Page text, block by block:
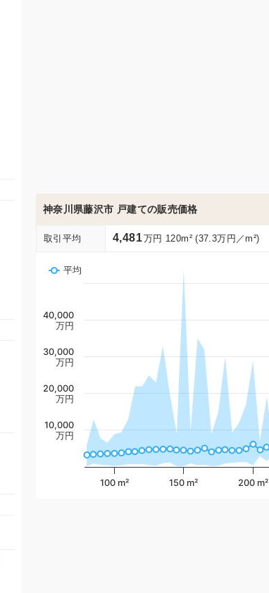
神奈川県藤沢市 戸建ての販売価格
取引平均 4,481万円 120m² (37.3万円／m²)
平均
100 m² 150 m² 200 m²
10,000
万円
20,000
万円
30,000
万円
40,000
万円